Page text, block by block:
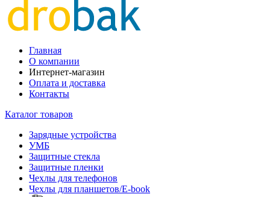
Главная
О компании
Интернет-магазин
Оплата и доставка
Контакты
Каталог товаров
Зарядные устройства
УМБ
Защитные стекла
Защитные пленки
Чехлы для телефонов
Чехлы для планшетов/E-book